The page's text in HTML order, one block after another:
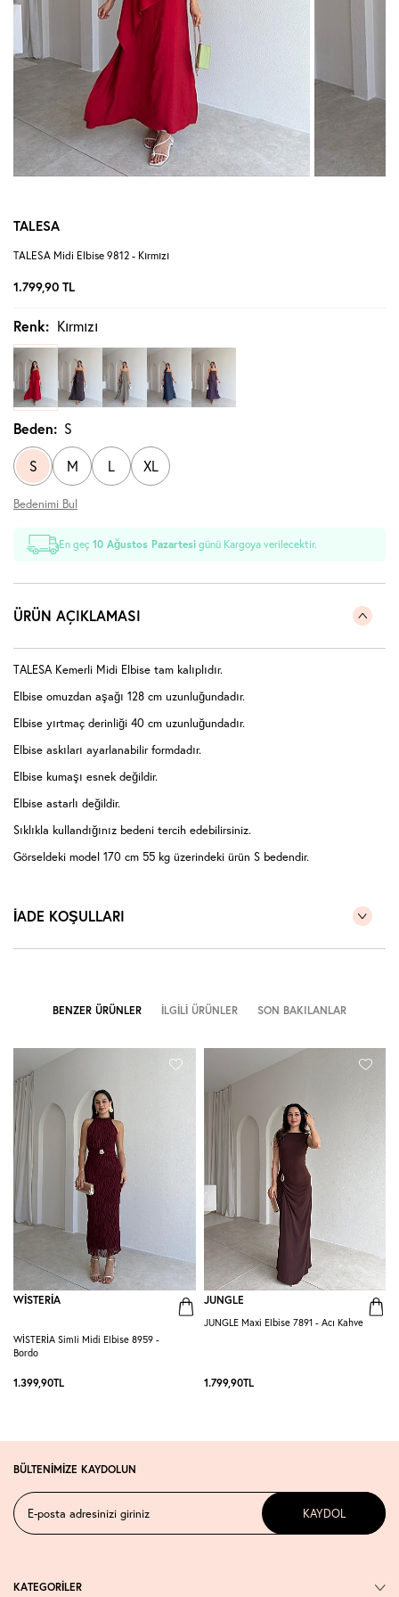
TALESA
TALESA Midi Elbise 9812 - Kırmızı
1.799,90 TL
Renk: Kırmızı
Beden: S
S M L XL
Bedenimi Bul
En geç10 Ağustos Pazartesi günü Kargoya verilecektir.
ÜRÜN AÇIKLAMASI
TALESA Kemerli Midi Elbise tam kalıplıdır.
Elbise omuzdan aşağı 128 cm uzunluğundadır.
Elbise yırtmaç derinliği 40 cm uzunluğundadır.
Elbise askıları ayarlanabilir formdadır.
Elbise kumaşı esnek değildir.
Elbise astarlı değildir.
Sıklıkla kullandığınız bedeni tercih edebilirsiniz.
Görseldeki model 170 cm 55 kg üzerindeki ürün S bedendir.
İADE KOŞULLARI
BENZER ÜRÜNLER İLGILI ÜRÜNLER SON BAKILANLAR
WİSTERİA
WİSTERİA Simli Midi Elbise 8959 -
Bordo
1.399,90TL
JUNGLE
JUNGLE Maxi Elbise 7891 - Acı Kahve
1.799,90TL
BÜLTENİMİZE KAYDOLUN
KAYDOL
KATEGORİLER